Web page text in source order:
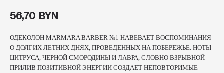
56,70 BYN
ОДЕКОЛОН MARMARA BARBER №1 НАВЕВАЕТ ВОСПОМИНАНИЯ
О ДОЛГИХ ЛЕТНИХ ДНЯХ, ПРОВЕДЕННЫХ НА ПОБЕРЕЖЬЕ. НОТЫ
ЦИТРУСА, ЧЕРНОЙ СМОРОДИНЫ И ЛАВРА, СЛОВНО ВЗРЫВНОЙ
ПРИЛИВ ПОЗИТИВНОЙ ЭНЕРГИИ СОЗДАЕТ НЕПОВТОРИМЫЕ